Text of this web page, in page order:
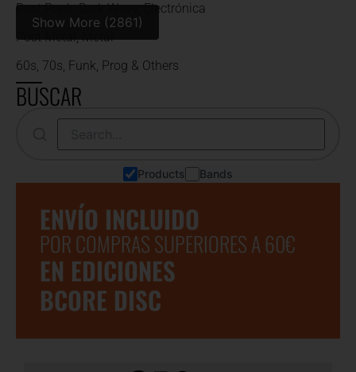
Post Punk, Dark Wave, Electrónica
Post Metal, Metal
60s, 70s, Funk, Prog & Others
BUSCAR
Products Bands
ENVÍO INCLUIDO
POR COMPRAS SUPERIORES A 60€
EN EDICIONES
BCORE DISC
Show More (2861)